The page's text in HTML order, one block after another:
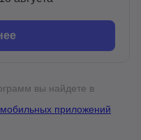
вы найдете в
приложений